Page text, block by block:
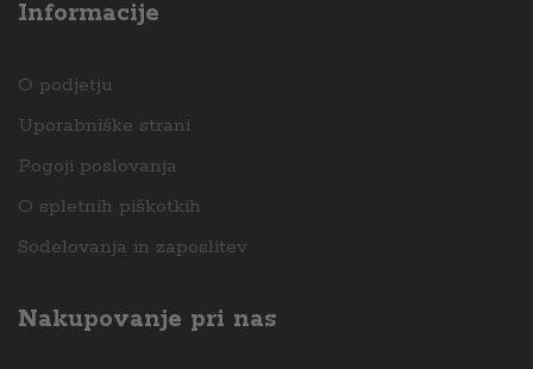
Informacije
O podjetju
Uporabniške strani
Pogoji poslovanja
O spletnih piškotkih
Sodelovanja in zaposlitev
Nakupovanje pri nas